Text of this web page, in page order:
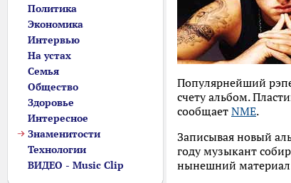
Политика
Экономика
Интервью
На устах
Семья
Общество
Здоровье
Интересное
Знаменитости
Технологии
ВИДЕО - Music Clip
Популярнейший
счету альбом.
сообщает NME.
Записывая новый
году музыкант
нынешний материал